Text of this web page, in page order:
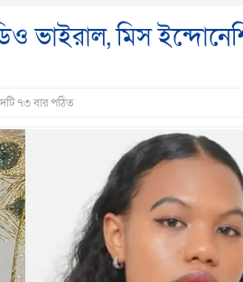
ভাইরাল, মিস
৭৩ বার পঠিত